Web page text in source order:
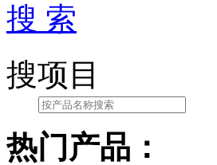
搜 索
搜项目
热门产品：